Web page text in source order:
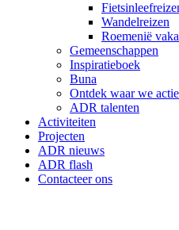
Wandelreizen
Roemenië
Gemeenschappen
Inspiratieboek
Buna
Ontdek waar we
ADR talenten
Activiteiten
Projecten
ADR nieuws
ADR flash
Contacteer ons